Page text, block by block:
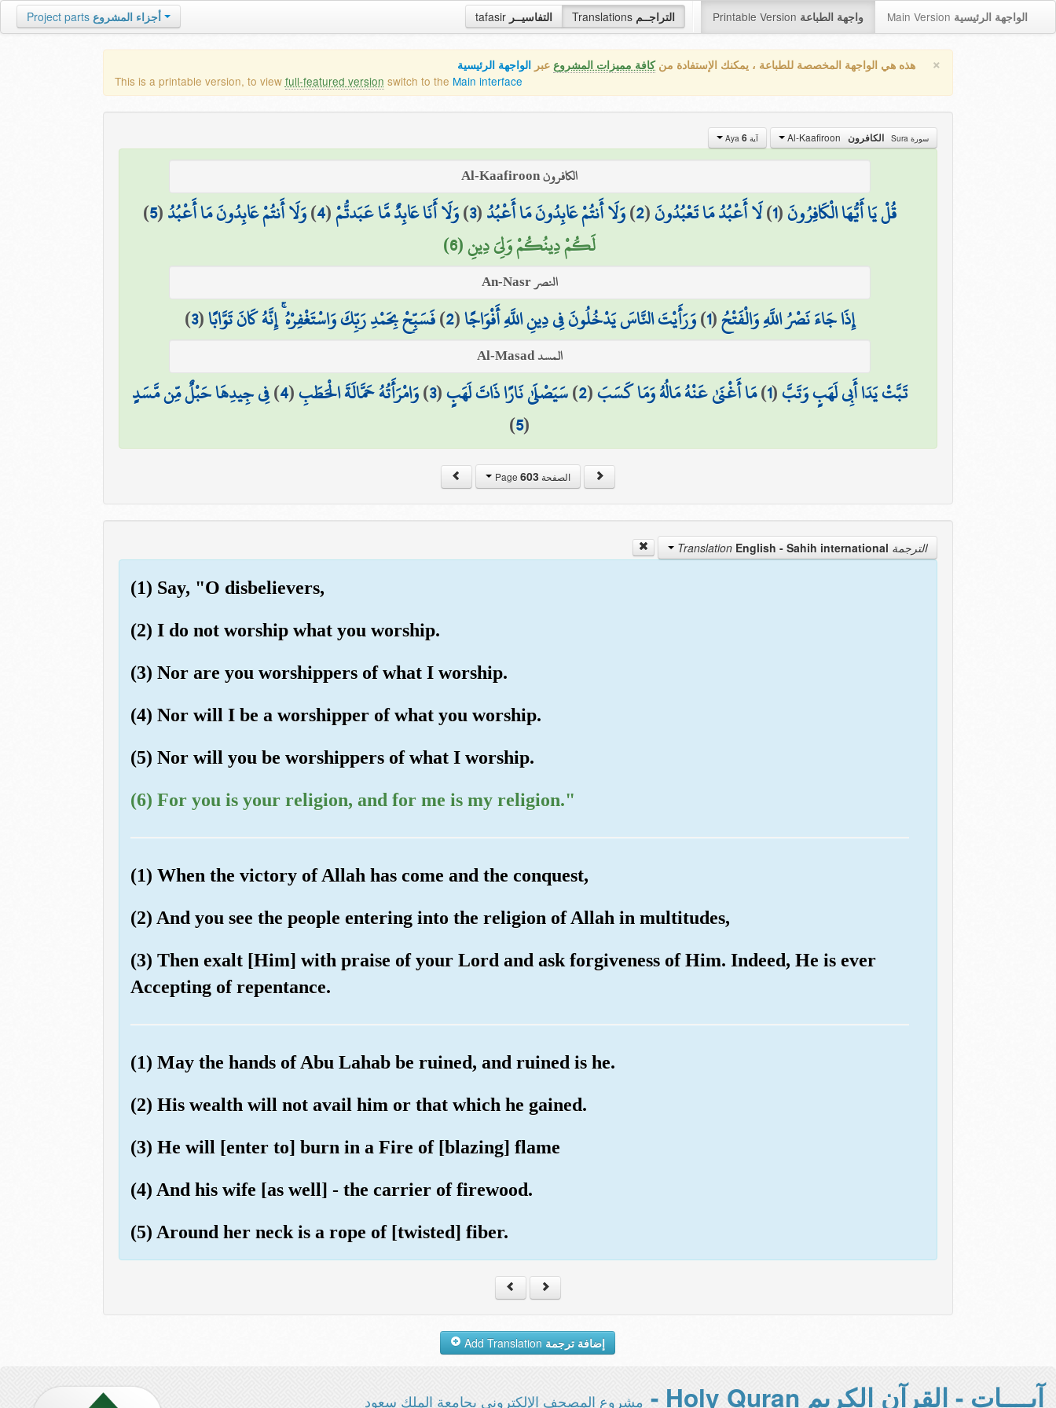
tafasir التفاسيــر Translations التراجــم Printable Version واجهة الطباعة Main Version الواجهة الرئيسية Project parts أجزاء المشروع
× هذه هي الواجهة المخصصة للطباعة ، يمكنك الإستفادة منكافة مميزات المشروع عبر الواجهة الرئيسية
This is a printable version, to view full-featured version switch to the Main interface
سورة Sura الكافرون آية Aya 6
الكافرون Al-Kaafiroon
قُلْ يَا أَيُّهَا الْكَافِرُونَ(
1
)لَا أَعْبُدُ مَا تَعْبُدُونَ(
2
)وَلَا أَنتُمْ عَابِدُونَ مَا أَعْبُدُ(
3
)وَلَا أَنَا عَابِدٌ مَّا عَبَدتُّمْ(
4
)وَلَا أَنتُمْ عَابِدُونَ مَا أَعْبُدُ(
5
)
لَكُمْ دِينُكُمْ وَلِيَ دِينِ (6)
النصر An-Nasr
إِذَا جَاءَ نَصْرُ اللَّهِ وَالْفَتْحُ(
1
)وَرَأَيْتَ النَّاسَ يَدْخُلُونَ فِي دِينِ اللَّهِ أَفْوَاجًا(
2
)فَسَبِّحْ بِحَمْدِ رَبِّكَ وَاسْتَغْفِرْهُ ۚ إِنَّهُ كَانَ تَوَّابًا(
3
)
المسد Al-Masad
تَبَّتْ يَدَا أَبِي لَهَبٍ وَتَبَّ(
1
)مَا أَغْنَىٰ عَنْهُ مَالُهُ وَمَا كَسَبَ(
2
)سَيَصْلَىٰ نَارًا ذَاتَ لَهَبٍ(
3
)وَامْرَأَتُهُ حَمَّالَةَ الْحَطَبِ(
4
)فِي جِيدِهَا حَبْلٌ مِّن مَّسَدٍ
(
5
)
الصفحة Page603
الترجمة Translation English - Sahih international
(1) Say, "O disbelievers,
(2) I do not worship what you worship.
(3) Nor are you worshippers of what I worship.
(4) Nor will I be a worshipper of what you worship.
(5) Nor will you be worshippers of what I worship.
(6) For you is your religion, and for me is my religion."
(1) When the victory of Allah has come and the conquest,
(2) And you see the people entering into the religion of Allah in multitudes,
(3) Then exalt [Him] with praise of your Lord and ask forgiveness of Him. Indeed, He is ever
Accepting of repentance.
(1) May the hands of Abu Lahab be ruined, and ruined is he.
(2) His wealth will not avail him or that which he gained.
(3) He will [enter to] burn in a Fire of [blazing] flame
(4) And his wife [as well] - the carrier of firewood.
(5) Around her neck is a rope of [twisted] fiber.
إضافة ترجمة
آيــــات - القرآن الكريم Holy Quran - مشروع المصحف الإلكتروني بجامعة الملك سعود